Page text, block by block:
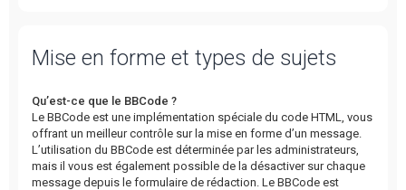
Mise en forme et types de sujets
Qu’est-ce que le BBCode ?
Le BBCode est une implémentation spéciale du code HTML, vous
offrant un meilleur contrôle sur la mise en forme d’un message.
L’utilisation du BBCode est déterminée par les administrateurs,
mais il vous est également possible de la désactiver sur chaque
message depuis le formulaire de rédaction. Le BBCode est